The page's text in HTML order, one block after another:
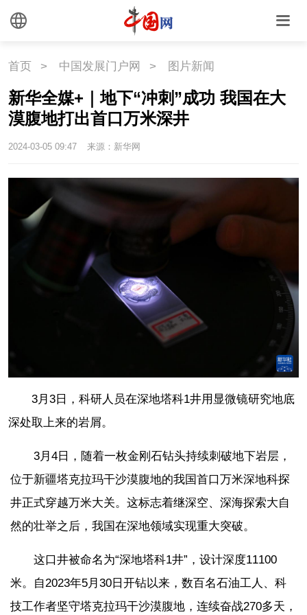
首页 > 中国发展门户网 > 图片新闻
新华全媒+｜地下“冲刺”成功 我国在大
漠腹地打出首口万米深井
2024-03-05 09:47 来源：新华网
3月3日，科研人员在深地塔科1井用显微镜研究地底
深处取上来的岩屑。
3月4日，随着一枚金刚石钻头持续刺破地下岩层，
位于新疆塔克拉玛干沙漠腹地的我国首口万米深地科探
井正式穿越万米大关。这标志着继深空、深海探索大自
然的壮举之后，我国在深地领域实现重大突破。
这口井被命名为“深地塔科1井”，设计深度11100
米。自2023年5月30日开钻以来，数百名石油工人、科
技工作者坚守塔克拉玛干沙漠腹地，连续奋战270多天，